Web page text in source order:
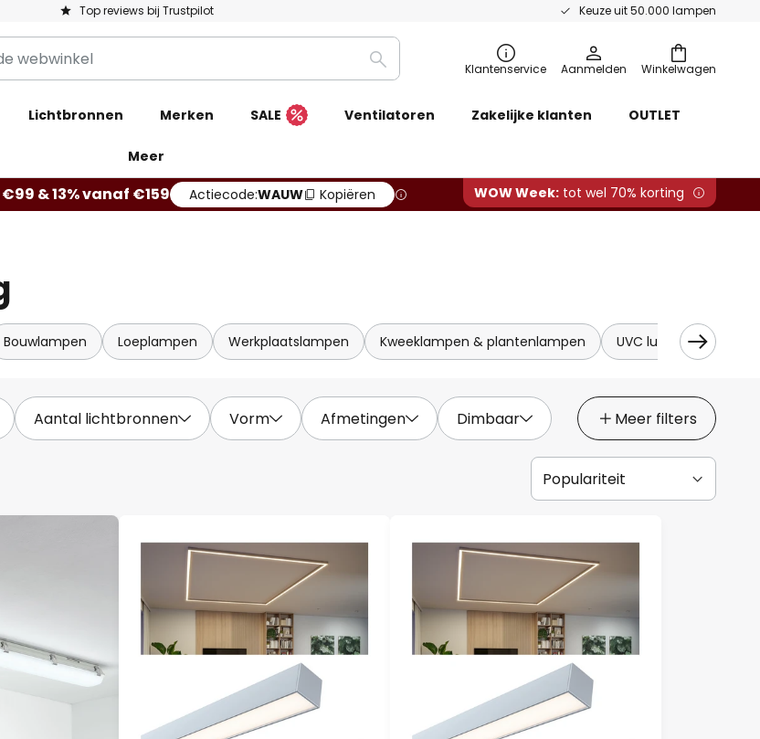
Top reviews bij Trustpilot Keuze uit 50.000 lampen
Winkelwagen
Zoeken Klantenservice Aanmelden
Lichtbronnen Merken SALE Ventilatoren Zakelijke klanten OUTLET
Meer
€99 & 13% vanaf €159 Actiecode:WAUW Kopiëren WOW Week: tot wel 70% korting
Bouwlampen Loeplampen Werkplaatslampen Kweeklampen & plantenlampen UVC luchtreinigers &
Aantal lichtbronnen Vorm Afmetingen Dimbaar Meer filters